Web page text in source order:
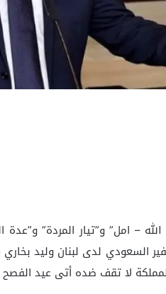
– امل” و”تيار المردة” و”عدة
السعودي لدى لبنان وليد
لا تقف ضده أتى عيد